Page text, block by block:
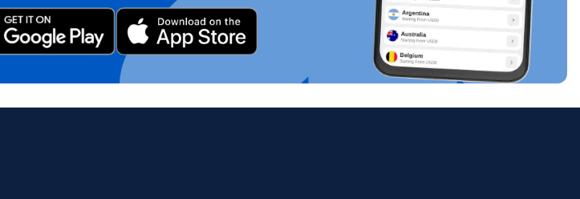
to request an eSIM activation. They will
details that you can scan or enter
you can enjoy the benefits of eSIM